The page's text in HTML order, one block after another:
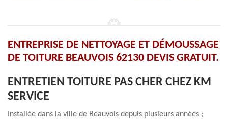
ENTREPRISE DE NETTOYAGE ET DÉMOUSSAGE
DE TOITURE BEAUVOIS 62130 DEVIS GRATUIT.
ENTRETIEN TOITURE PAS CHER CHEZ KM
SERVICE
Installée dans la ville de Beauvois depuis plusieurs années ;